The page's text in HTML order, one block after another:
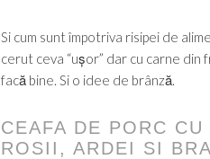
Si cum sunt împotriva risipei de
cerut ceva “ușor” dar cu carne din
facă bine. Si o idee de brânză.
CEAFA DE PORC CU
ROSII, ARDEI SI